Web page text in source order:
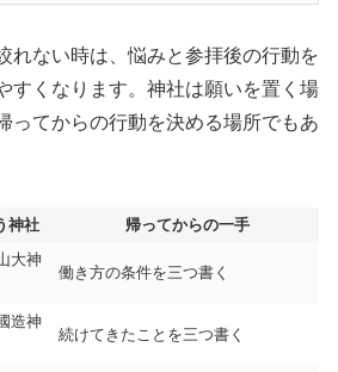
れない時は、悩みと参拝後の行動を
すくなります。神社は願いを置く場
ってからの行動を決める場所でもあ
神社
帰ってからの一手
大神
働き方の条件を三つ書く
造神
続けてきたことを三つ書く